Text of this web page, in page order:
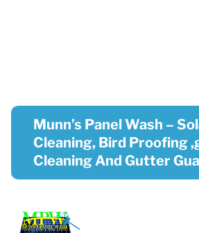
Munn’s Panel Wash –
Cleaning, Bird Proofing
Cleaning And Gutter